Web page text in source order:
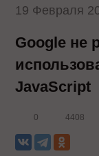
19 Февраля
Google не
JavaScript
0 4408